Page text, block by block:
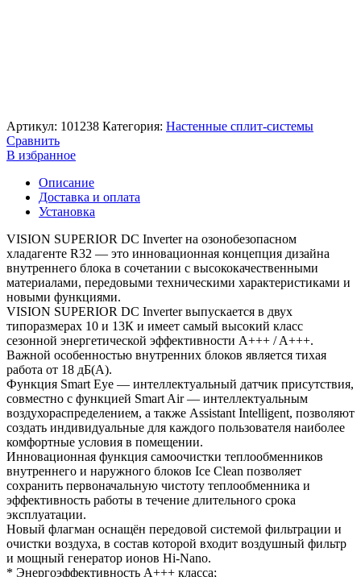
Артикул: 101238 Категория: Настенные сплит-системы
Сравнить
В избранное
Описание
Доставка и оплата
Установка
VISION SUPERIOR DC Inverter на озонобезопасном
хладагенте R32 — это инновационная концепция дизайна
внутреннего блока в сочетании с высококачественными
материалами, передовыми техническими характеристиками и
новыми функциями.
VISION SUPERIOR DC Inverter выпускается в двух
типоразмерах 10 и 13К и имеет самый высокий класс
сезонной энергетической эффективности A+++ / A+++.
Важной особенностью внутренних блоков является тихая
работа от 18 дБ(А).
Функция Smart Eye — интеллектуальный датчик присутствия,
совместно с функцией Smart Air — интеллектуальным
воздухораспределением, а также Assistant Intelligent, позволяют
создать индивидуальные для каждого пользователя наиболее
комфортные условия в помещении.
Инновационная функция самоочистки теплообменников
внутреннего и наружного блоков Ice Clean позволяет
сохранить первоначальную чистоту теплообменника и
эффективность работы в течение длительного срока
эксплуатации.
Новый флагман оснащён передовой системой фильтрации и
очистки воздуха, в состав которой входит воздушный фильтр
и мощный генератор ионов Hi-Nano.
* Энергоэффективность А+++ класса;